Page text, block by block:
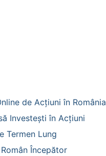
de Acțiuni în România
Investești în Acțiuni
Termen Lung
Începător